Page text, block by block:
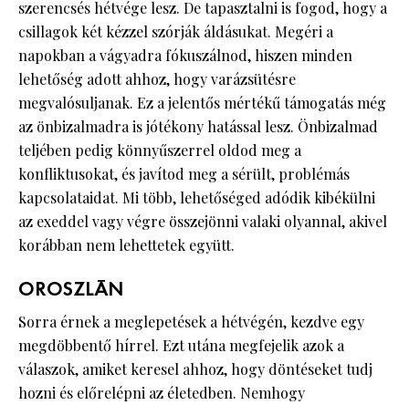
szerencsés hétvége lesz. De tapasztalni is fogod, hogy a
csillagok két kézzel szórják áldásukat. Megéri a
napokban a vágyadra fókuszálnod, hiszen minden
lehetőség adott ahhoz, hogy varázsütésre
megvalósuljanak. Ez a jelentős mértékű támogatás még
az önbizalmadra is jótékony hatással lesz. Önbizalmad
teljében pedig könnyűszerrel oldod meg a
konfliktusokat, és javítod meg a sérült, problémás
kapcsolataidat. Mi több, lehetőséged adódik kibékülni
az exeddel vagy végre összejönni valaki olyannal, akivel
korábban nem lehettetek együtt.
OROSZLÁN
Sorra érnek a meglepetések a hétvégén, kezdve egy
megdöbbentő hírrel. Ezt utána megfejelik azok a
válaszok, amiket keresel ahhoz, hogy döntéseket tudj
hozni és előrelépni az életedben. Nemhogy